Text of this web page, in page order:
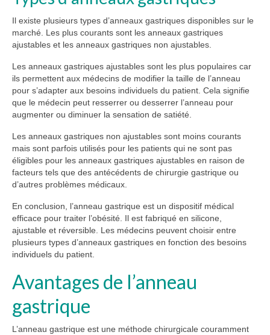
Il existe plusieurs types d’anneaux gastriques disponibles sur le
marché. Les plus courants sont les anneaux gastriques
ajustables et les anneaux gastriques non ajustables.
Les anneaux gastriques ajustables sont les plus populaires car
ils permettent aux médecins de modifier la taille de l’anneau
pour s’adapter aux besoins individuels du patient. Cela signifie
que le médecin peut resserrer ou desserrer l’anneau pour
augmenter ou diminuer la sensation de satiété.
Les anneaux gastriques non ajustables sont moins courants
mais sont parfois utilisés pour les patients qui ne sont pas
éligibles pour les anneaux gastriques ajustables en raison de
facteurs tels que des antécédents de chirurgie gastrique ou
d’autres problèmes médicaux.
En conclusion, l’anneau gastrique est un dispositif médical
efficace pour traiter l’obésité. Il est fabriqué en silicone,
ajustable et réversible. Les médecins peuvent choisir entre
plusieurs types d’anneaux gastriques en fonction des besoins
individuels du patient.
Avantages de l’anneau
gastrique
L’anneau gastrique est une méthode chirurgicale couramment